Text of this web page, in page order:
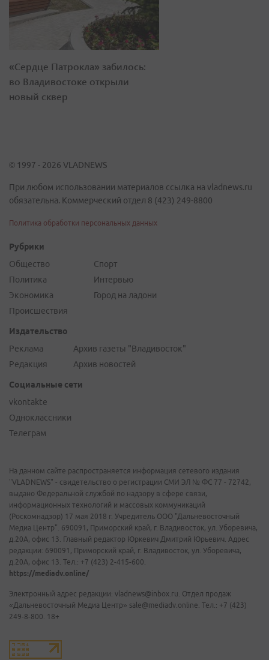
«Сердце Патрокла» забилось:
во Владивостоке открыли
новый сквер
© 1997 - 2026 VLADNEWS
При любом использовании материалов ссылка на vladnews.ru
обязательна. Коммерческий отдел 8 (423) 249-8800
Политика обработки персональных данных
Рубрики
Общество
Политика
Экономика
Происшествия
Спорт
Интервью
Город на ладони
Издательство
Реклама
Редакция
Архив газеты "Владивосток"
Архив новостей
Социальные сети
vkontakte
Одноклассники
Телеграм
На данном сайте распространяется информация сетевого издания
"VLADNEWS" - свидетельство о регистрации СМИ ЭЛ № ФС 77 - 72742,
выдано Федеральной службой по надзору в сфере связи,
информационных технологий и массовых коммуникаций
(Роскомнадзор) 17 мая 2018 г. Учредитель ООО "Дальневосточный
Медиа Центр". 690091, Приморский край, г. Владивосток, ул. Уборевича,
д.20А, офис 13. Главный редактор Юркевич Дмитрий Юрьевич. Адрес
редакции: 690091, Приморский край, г. Владивосток, ул. Уборевича,
д.20А, офис 13. Тел.: +7 (423) 2-415-600.
https://mediadv.online/
Электронный адрес редакции: vladnews@inbox.ru. Отдел продаж
«Дальневосточный Медиа Центр» sale@mediadv.online. Тел.: +7 (423)
249-8-800. 18+